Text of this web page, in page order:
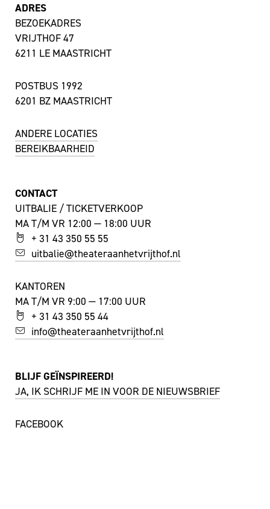
ADRES
BEZOEKADRES
VRIJTHOF 47
6211 LE MAASTRICHT
POSTBUS 1992
6201 BZ MAASTRICHT
ANDERE LOCATIES
BEREIKBAARHEID
CONTACT
UITBALIE / TICKETVERKOOP
MA T/M VR 12:00 — 18:00 UUR
+ 31 43 350 55 55
uitbalie@theateraanhetvrijthof.nl
KANTOREN
MA T/M VR 9:00 — 17:00 UUR
+ 31 43 350 55 44
info@theateraanhetvrijthof.nl
BLIJF GEÏNSPIREERD!
JA, IK SCHRIJF ME IN VOOR DE NIEUWSBRIEF
FACEBOOK